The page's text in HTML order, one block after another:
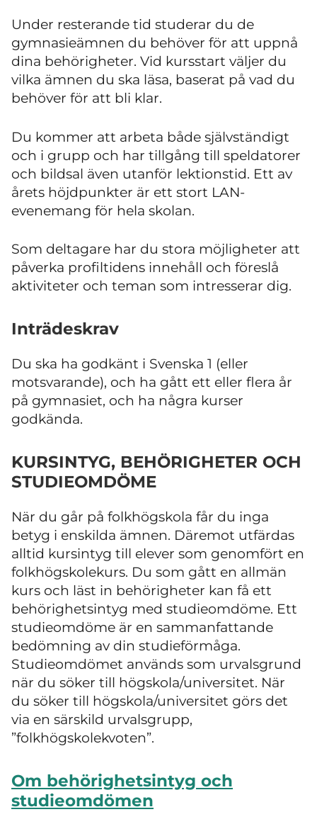
Under resterande tid studerar du de
gymnasieämnen du behöver för att uppnå
dina behörigheter. Vid kursstart väljer du
vilka ämnen du ska läsa, baserat på vad du
behöver för att bli klar.
Du kommer att arbeta både självständigt
och i grupp och har tillgång till speldatorer
och bildsal även utanför lektionstid. Ett av
årets höjdpunkter är ett stort LAN-
evenemang för hela skolan.
Som deltagare har du stora möjligheter att
påverka profiltidens innehåll och föreslå
aktiviteter och teman som intresserar dig.
Inträdeskrav
Du ska ha godkänt i Svenska 1 (eller
motsvarande), och ha gått ett eller flera år
på gymnasiet, och ha några kurser
godkända.
KURSINTYG, BEHÖRIGHETER OCH
STUDIEOMDÖME
När du går på folkhögskola får du inga
betyg i enskilda ämnen. Däremot utfärdas
alltid kursintyg till elever som genomfört en
folkhögskolekurs. Du som gått en allmän
kurs och läst in behörigheter kan få ett
behörighetsintyg med studieomdöme. Ett
studieomdöme är en sammanfattande
bedömning av din studieförmåga.
Studieomdömet används som urvalsgrund
när du söker till högskola/universitet. När
du söker till högskola/universitet görs det
via en särskild urvalsgrupp,
”folkhögskolekvoten”.
Om behörighetsintyg och
studieomdömen